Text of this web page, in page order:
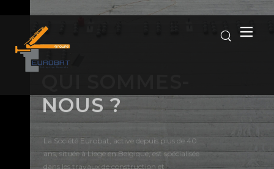
QUI SOMMES-
NOUS ?
dans les travaux de construction et
rénovation.